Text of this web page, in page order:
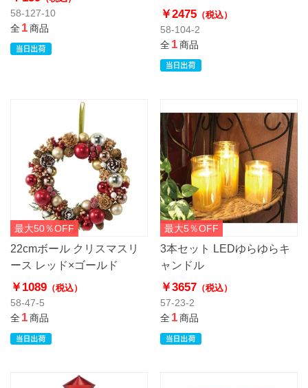
58-127-10
全1商品
￥2475（税込）
58-104-2
全1商品
最大50％OFF
22cmボール クリスマスリ
ース レッド×ゴールド
￥1089 （税込）
58-47-5
全1商品
最大5％OFF
3本セット LEDゆらゆらキ
ャンドル
￥3657（税込）
57-23-2
全1商品